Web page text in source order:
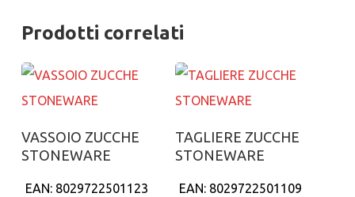
Prodotti correlati
Aggiungi al carrello
VASSOIO ZUCCHE
STONEWARE
EAN: 8029722501123
Aggiungi al carrello
TAGLIERE ZUCCHE
STONEWARE
EAN: 8029722501109